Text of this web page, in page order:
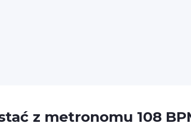
z metronomu 108